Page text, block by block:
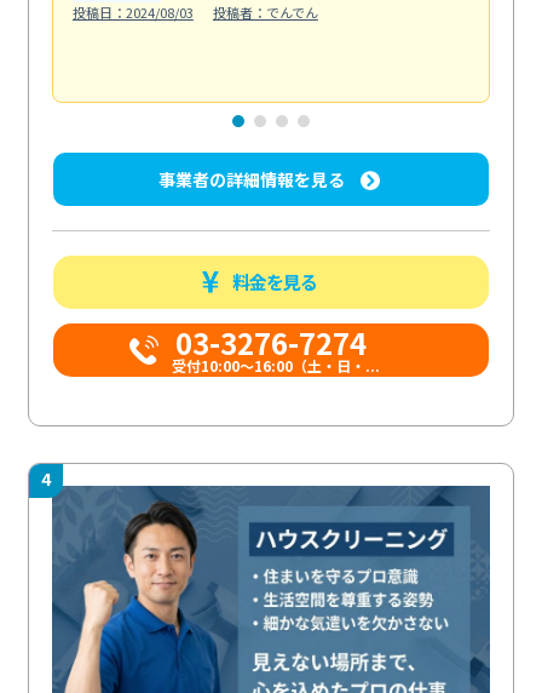
投稿日：2024/08/03
投稿者：でんでん
事業者の詳細情報を見る
料金を見る
03-3276-7274
受付10:00〜16:00（土・日・...
4